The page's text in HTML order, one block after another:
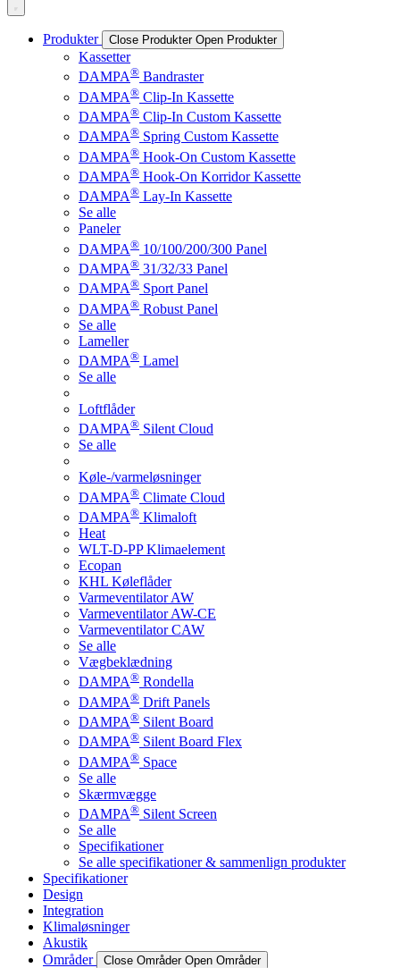
Produkter Close Produkter Open Produkter
Kassetter
DAMPA® Bandraster
DAMPA® Clip-In Kassette
DAMPA® Clip-In Custom Kassette
DAMPA® Spring Custom Kassette
DAMPA® Hook-On Custom Kassette
DAMPA® Hook-On Korridor Kassette
DAMPA® Lay-In Kassette
Se alle
Paneler
DAMPA® 10/100/200/300 Panel
DAMPA® 31/32/33 Panel
DAMPA® Sport Panel
DAMPA® Robust Panel
Se alle
Lameller
DAMPA® Lamel
Se alle
Loftflåder
DAMPA® Silent Cloud
Se alle
Køle-/varmeløsninger
DAMPA® Climate Cloud
DAMPA® Klimaloft
Heat
WLT-D-PP Klimaelement
Ecopan
KHL Køleflåder
Varmeventilator AW
Varmeventilator AW-CE
Varmeventilator CAW
Se alle
Vægbeklædning
DAMPA® Rondella
DAMPA® Drift Panels
DAMPA® Silent Board
DAMPA® Silent Board Flex
DAMPA® Space
Se alle
Skærmvægge
DAMPA® Silent Screen
Se alle
Specifikationer
Se alle specifikationer & sammenlign produkter
Specifikationer
Design
Integration
Klimaløsninger
Akustik
Områder
Close Områder Open Områder